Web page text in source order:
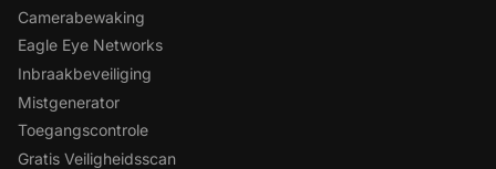
Camerabewaking
Eagle Eye Networks
Inbraakbeveiliging
Mistgenerator
Toegangscontrole
Gratis Veiligheidsscan